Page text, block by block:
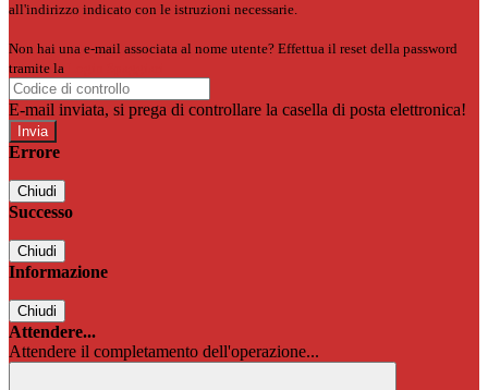
all'indirizzo indicato con le istruzioni necessarie.
Non hai una e-mail associata al nome utente? Effettua il reset della password
tramite la
E-mail inviata, si prega di controllare la casella di posta elettronica!
Errore
Chiudi
Successo
Chiudi
Informazione
Chiudi
Attendere...
Attendere il completamento dell'operazione...